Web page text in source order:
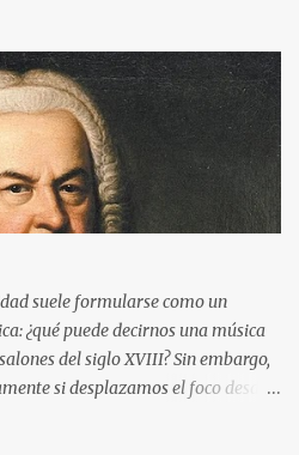
Imagen de dominio público. ...
y luego en el símbolo de las
a pantalla completa.
suele formularse como un
¿qué puede decirnos una música
del siglo XVIII? Sin embargo,
si desplazamos el foco desde